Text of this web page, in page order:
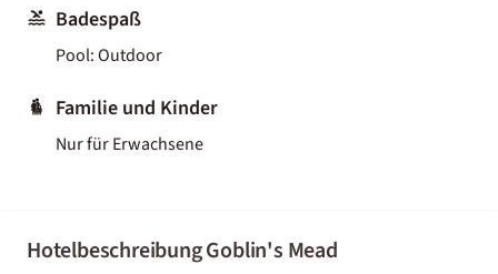
Badespaß
Pool: Outdoor
Familie und Kinder
Nur für Erwachsene
Hotelbeschreibung Goblin's Mead